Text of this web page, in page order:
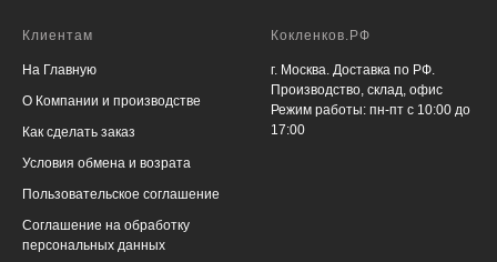
Клиентам
На Главную
О Компании и производстве
Как сделать заказ
Условия обмена и возрата
Пользовательское соглашение
Соглашение на обработку
персональных данных
Кокленков.РФ
г. Москва. Доставка по РФ.
Производство, склад, офис
Режим работы: пн-пт с 10:00 до
17:00